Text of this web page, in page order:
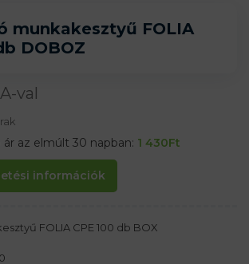
munkakesztyű FOLIA
DOBOZ
val
az elmúlt 30 napban: 1 430Ft
információk
FOLIA CPE 100 db BOX